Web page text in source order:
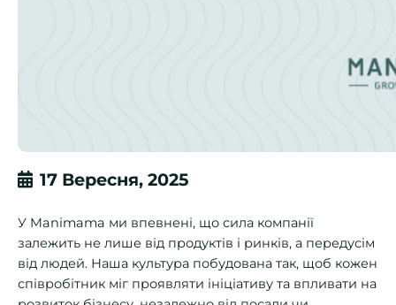
17 Вересня, 2025
У Manimama ми впевнені, що сила компанії
залежить не лише від продуктів і ринків, а передусім
від людей. Наша культура побудована так, щоб кожен
співробітник міг проявляти ініціативу та впливати на